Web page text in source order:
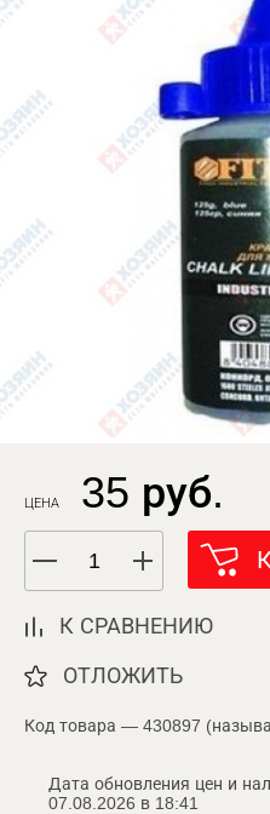
ЦЕНА 35 руб.
К СРАВНЕНИЮ
ОТЛОЖИТЬ
Код товара — 430897
Дата обновления цен и
07.08.2026 в 18:41